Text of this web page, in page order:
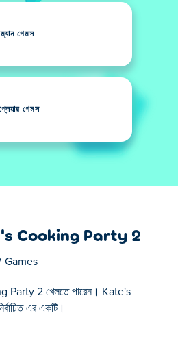
গেমস
গেমস
Cooking Party 2
Games
Party 2 খেলতে পারেন। Kate's
এর একটি।